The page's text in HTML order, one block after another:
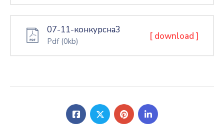
07-11-конкурсна3
Pdf (0kb) [ download ]